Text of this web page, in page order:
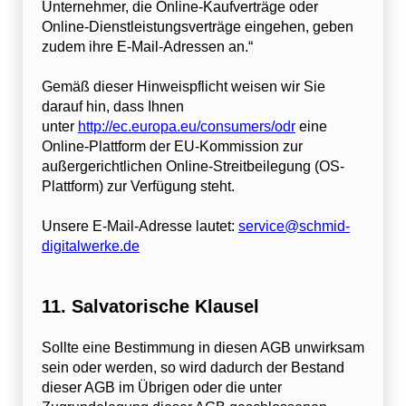
Unternehmer, die Online-Kaufverträge oder
Online-Dienstleistungsverträge eingehen, geben
zudem ihre E-Mail-Adressen an.“
Gemäß dieser Hinweispflicht weisen wir Sie
darauf hin, dass Ihnen
unter http://ec.europa.eu/consumers/odr eine
Online-Plattform der EU-Kommission zur
außergerichtlichen Online-Streitbeilegung (OS-
Plattform) zur Verfügung steht.
Unsere E-Mail-Adresse lautet: service@schmid-
digitalwerke.de
11. Salvatorische Klausel
Sollte eine Bestimmung in diesen AGB unwirksam
sein oder werden, so wird dadurch der Bestand
dieser AGB im Übrigen oder die unter